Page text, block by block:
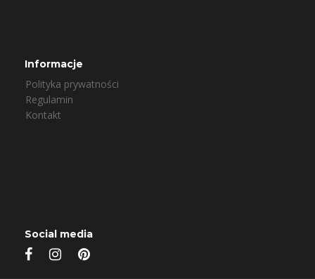
Informacje
Polityka prywatności
Regulamin
Kontakt
Social media